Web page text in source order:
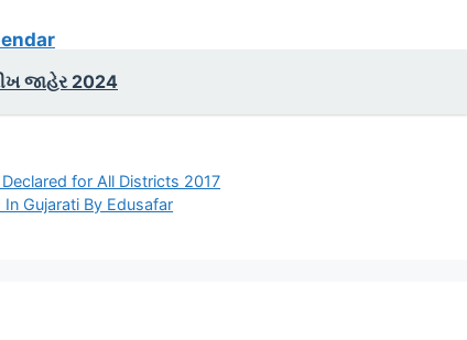
જાહેર 2024
for All Districts 2017
Gujarati By Edusafar